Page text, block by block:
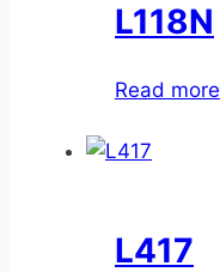
L118N
Read more
L417